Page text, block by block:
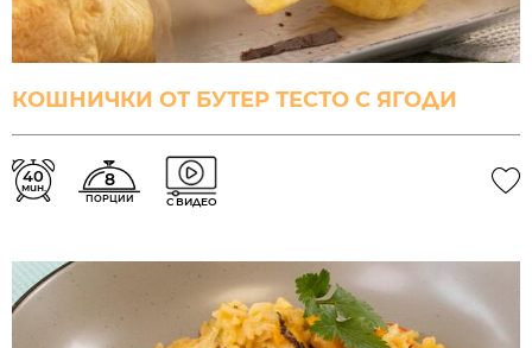
КОШНИЧКИ ОТ БУТЕР ТЕСТО С ЯГОДИ
40
мин. 8
ПОРЦИИ С ВИДЕО